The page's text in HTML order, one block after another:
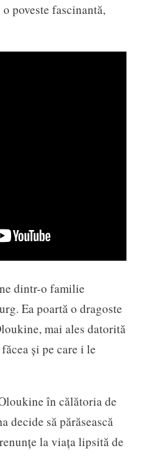
poveste fascinantă,
dintr-o familie
Ea poartă o dragoste
mai ales datorită
și pe care i le
în călătoria de
decide să părăsească
la viața lipsită de